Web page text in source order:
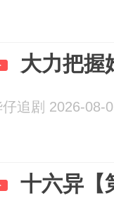
大力把握
仔追剧 2026-08-
十六异【